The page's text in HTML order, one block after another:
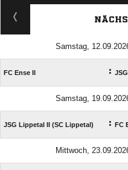
Samstag,
FC Ense II :
Samstag,
JSG Lippetal II (SC Lippetal) : FC
Mittwoch,